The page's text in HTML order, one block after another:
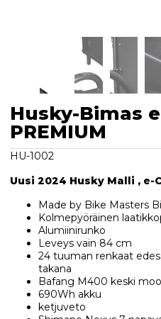
Husky-Bimas
PREMIUM
HU-1002
Uusi 2024 Husky Malli , e-
Made by Bike Masters
Kolmepyöräinen
Alumiinirunko
Leveys vain 84 cm
24 tuuman renkaat
takana
Bafang M400 keski
690Wh akku
ketjuveto